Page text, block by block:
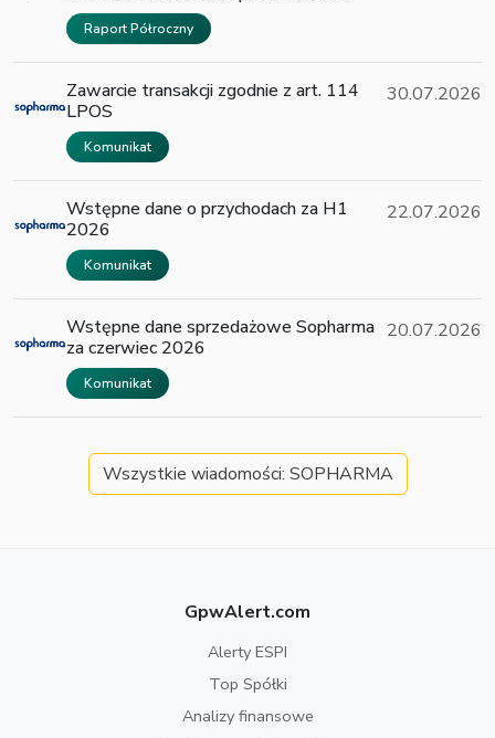
Raport Półroczny
Zawarcie transakcji zgodnie z art. 114
LPOS
Komunikat
30.07.2026
Wstępne dane o przychodach za H1
2026
Komunikat
22.07.2026
Wstępne dane sprzedażowe Sopharma
za czerwiec 2026
Komunikat
20.07.2026
Wszystkie wiadomości: SOPHARMA
GpwAlert.com
Alerty ESPI
Top Spółki
Analizy finansowe